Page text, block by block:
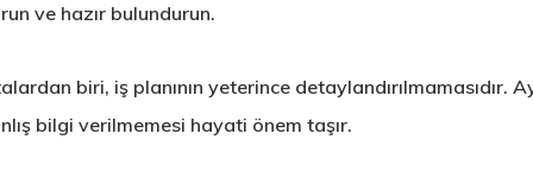
ve hazır bulundurun.
biri, iş planının yeterince detaylandırılmamasıdır.
bilgi verilmemesi hayati önem taşır.